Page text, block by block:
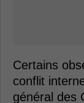
Certains
conflit
général des